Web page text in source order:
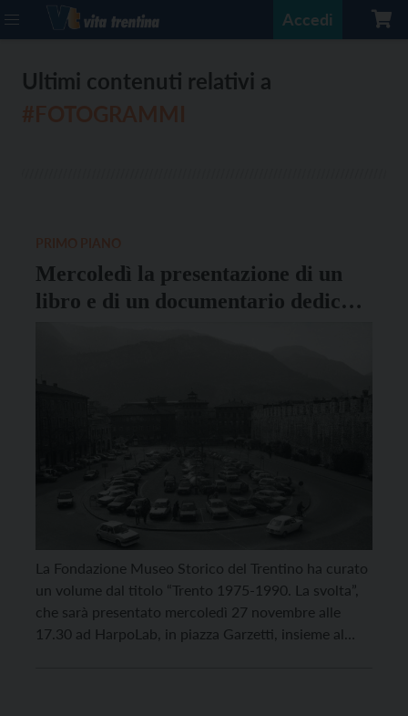
Accedi
Ultimi contenuti relativi a
Mercoledì la presentazione di un
libro e di un documentario dedicato
La Fondazione Museo Storico del Trentino ha curato
un volume dal titolo “Trento 1975-1990. La svolta”,
che sarà presentato mercoledì 27 novembre alle
17.30 ad HarpoLab, in piazza Garzetti, insieme al